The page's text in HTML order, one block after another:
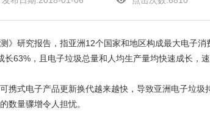
研究报告，指亚洲12个国家和地区构成最大电子消
63%，且电子垃圾总量和人均生产量均快速成长，
式电子产品更新换代越来越快，导致亚洲电子垃圾
数量骤增令人担忧。